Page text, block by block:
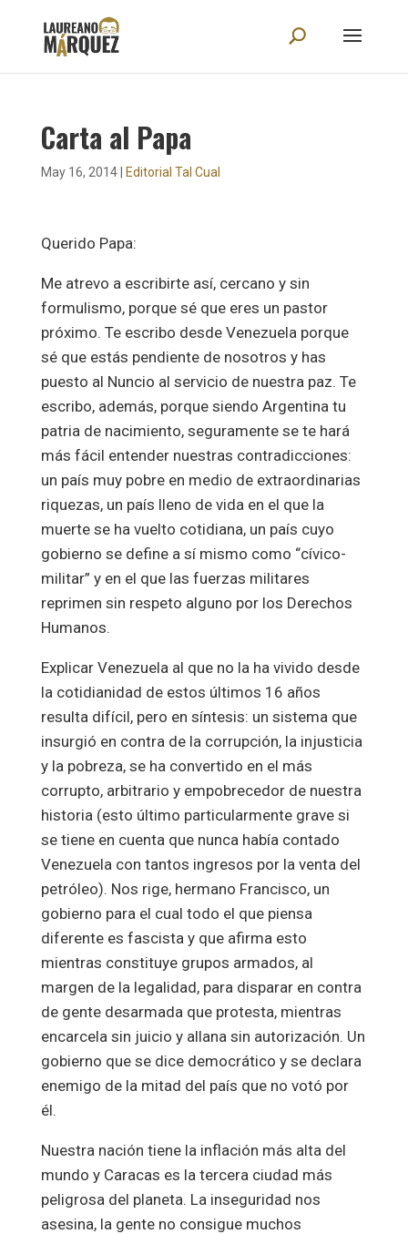
Carta al Papa
May 16, 2014| Editorial Tal Cual
Querido Papa:
Me atrevo a escribirte así, cercano y sin
formulismo, porque sé que eres un pastor
próximo. Te escribo desde Venezuela porque
sé que estás pendiente de nosotros y has
puesto al Nuncio al servicio de nuestra paz. Te
escribo, además, porque siendo Argentina tu
patria de nacimiento, seguramente se te hará
más fácil entender nuestras contradicciones:
un país muy pobre en medio de extraordinarias
riquezas, un país lleno de vida en el que la
muerte se ha vuelto cotidiana, un país cuyo
gobierno se define a sí mismo como “cívico-
militar” y en el que las fuerzas militares
reprimen sin respeto alguno por los Derechos
Humanos.
Explicar Venezuela al que no la ha vivido desde
la cotidianidad de estos últimos 16 años
resulta difícil, pero en síntesis: un sistema que
insurgió en contra de la corrupción, la injusticia
y la pobreza, se ha convertido en el más
corrupto, arbitrario y empobrecedor de nuestra
historia (esto último particularmente grave si
se tiene en cuenta que nunca había contado
Venezuela con tantos ingresos por la venta del
petróleo). Nos rige, hermano Francisco, un
gobierno para el cual todo el que piensa
diferente es fascista y que afirma esto
mientras constituye grupos armados, al
margen de la legalidad, para disparar en contra
de gente desarmada que protesta, mientras
encarcela sin juicio y allana sin autorización. Un
gobierno que se dice democrático y se declara
enemigo de la mitad del país que no votó por
él.
Nuestra nación tiene la inflación más alta del
mundo y Caracas es la tercera ciudad más
peligrosa del planeta. La inseguridad nos
asesina, la gente no consigue muchos